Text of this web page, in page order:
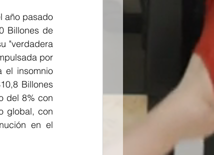
año pasado
Billones de
"verdadera
por
el insomnio
Billones
del 8% con
global, con
en el